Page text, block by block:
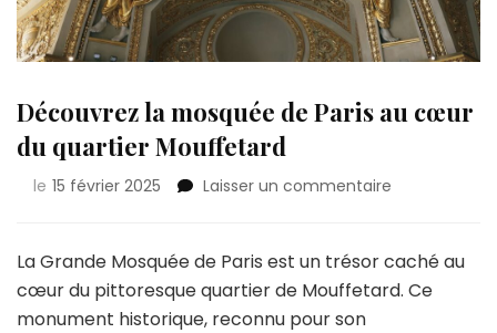
Découvrez la mosquée de Paris au cœur
du quartier Mouffetard
le 15 février 2025 Laisser un commentaire
mosquée
Paris
La Grande Mosquée de Paris est un trésor caché au
cœur du pittoresque quartier de Mouffetard. Ce
monument historique, reconnu pour son